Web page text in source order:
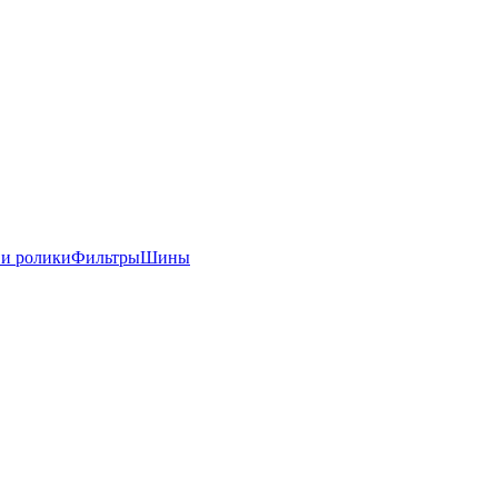
роликиФильтрыШины